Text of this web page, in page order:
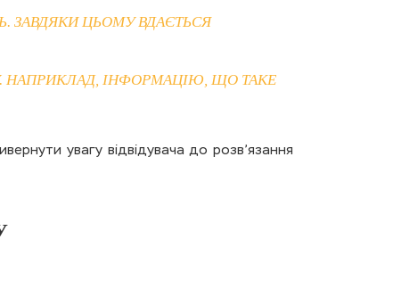
ЗАВДЯКИ ЦЬОМУ ВДАЄТЬСЯ
НАПРИКЛАД, ІНФОРМАЦІЮ, ЩО ТАКЕ
увагу відвідувача до розв’язання